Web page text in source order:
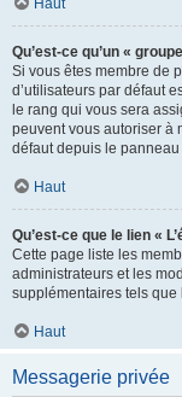
Haut
Qu’est-ce qu’un «
Si vous êtes membre de
d’utilisateurs par défaut
le rang qui vous sera
peuvent vous autoriser à
défaut depuis le
Haut
Qu’est-ce que le lien «
Cette page liste les
administrateurs et les
supplémentaires tels que
Haut
Messagerie privée